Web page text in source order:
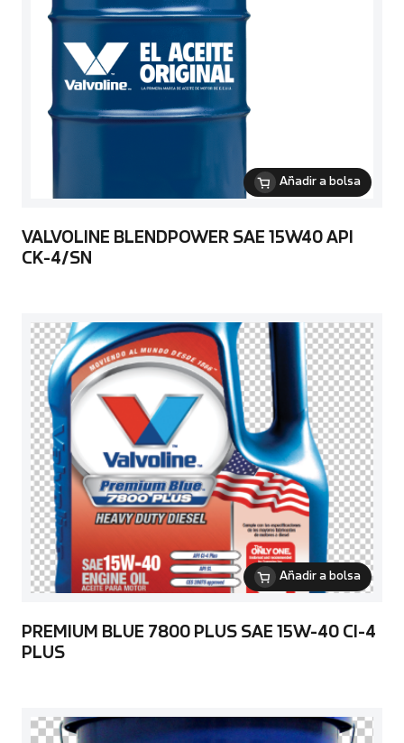
Añadir a bolsa
VALVOLINE BLENDPOWER SAE 15W40 API
CK-4/SN
Añadir a bolsa
PREMIUM BLUE 7800 PLUS SAE 15W-40 CI-4
PLUS